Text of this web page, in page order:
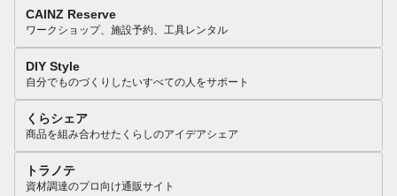
CAINZ Reserve
ワークショップ、施設予約、工具レンタル
DIY Style
自分でものづくりしたいすべての人をサポート
くらシェア
商品を組み合わせたくらしのアイデアシェア
トラノテ
資材調達のプロ向け通販サイト